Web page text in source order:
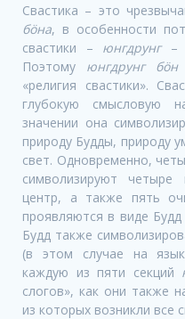
Свастика – это
бöна, в особенности
свастики –
юнгдрунг –
Поэтому юнгдрунг бöн
«религия свастики».
глубокую смысловую
значении она
природу Будды, природу
свет. Одновременно,
символизируют четыре
центр, а также пять
проявляются в виде
Будд также
(в этом случае на
каждую из пяти секций
слогов», как они также
из которых возникли все